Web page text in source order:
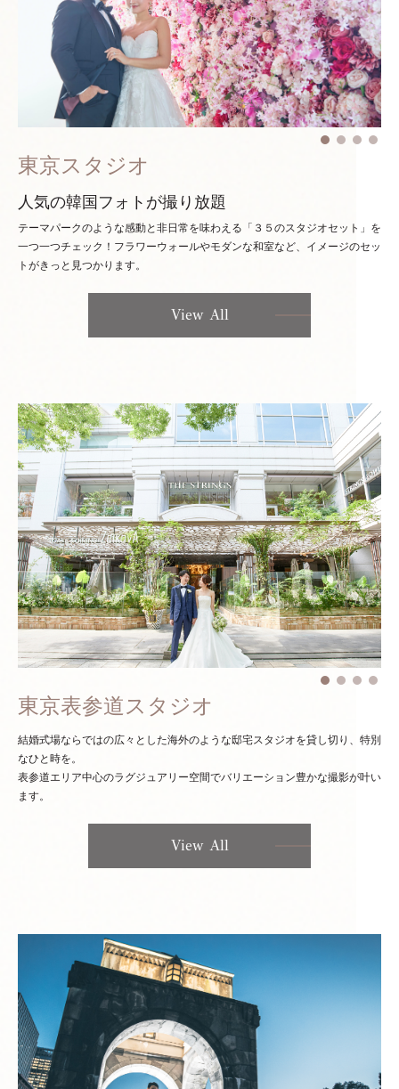
東京スタジオ
人気の韓国フォトが撮り放題
テーマパークのような感動と非日常を味わえる「３５のスタジオセット」を
一つ一つチェック！ フラワーウォールやモダンな和室など、イメージのセッ
トがきっと見つかります。
View All
東京表参道スタジオ
結婚式場ならではの広々とした海外のような邸宅スタジオを貸し切り、特別
なひと時を。
表参道エリア中心のラグジュアリー空間でバリエーション豊かな撮影が叶い
ます。
View All